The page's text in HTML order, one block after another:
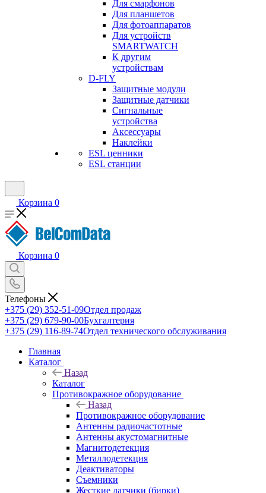
Для смарфонов
Для планшетов
Для фотоаппаратов
Для устройств
SMARTWATCH
К другим
устройствам
D-FLY
Защитные модули
Защитные датчики
Сигнальные
устройства
Аксессуары
Наклейки
ESL ценники
ESL станции
Корзина 0
Корзина 0
Телефоны
+375 (29) 352-51-09Отдел продаж
+375 (29) 679-90-00Бухгалтерия
+375 (29) 116-89-74Отдел технического обслуживания
Главная
Каталог
Назад
Каталог
Противокражное оборудование
Назад
Противокражное оборудование
Антенны радиочастотные
Антенны акустомагнитные
Магнитодетекция
Металлодетекция
Деактиваторы
Съемники
Жесткие датчики (бирки)